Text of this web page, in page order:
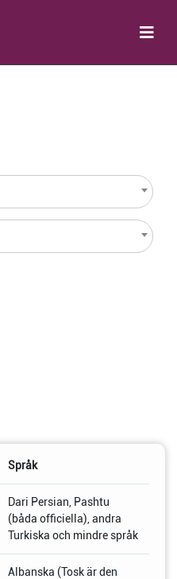
Språk
Dari Persian, Pashtu
(båda officiella), andra
Turkiska och mindre språk
Albanska (Tosk är den